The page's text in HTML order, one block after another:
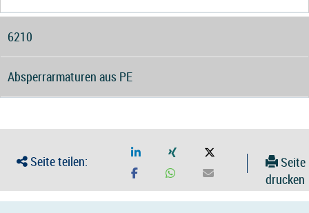
6210
Absperrarmaturen aus PE
Seite teilen:
Seite
drucken